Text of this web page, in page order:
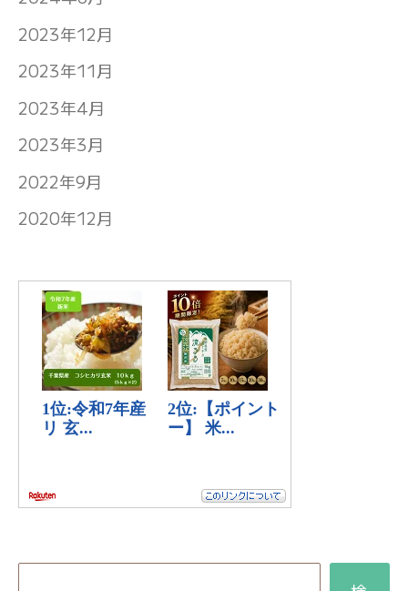
2023年12月
2023年11月
2023年4月
2023年3月
2022年9月
2020年12月